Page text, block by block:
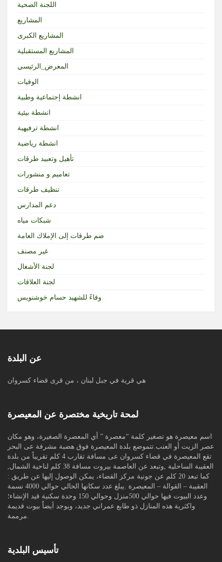
اللجنة الصحية
المشاريع
المشاريع الكبرى
المشاريع المستقبلية
المعرض_الرئيسي
الوفيات
انشطة إجتماعية وطبية
انشطة بيئية
انشطة ترفيهية
انشطة رياضية
تأهيل وتعبيد طرقات
تعاميم و منشورات
تنظيف طرقات
دعم المدارس
شبكات مياه
ضم طرقات إلى الإملاك العامة
غير مصنف
لجنة الأشغال
لجنة العلاقات
وفاءً للشهيد حسام خوشنويس
عن البلدة
هي قرية في جبل لبنان ، من قرى قضاء كسروان
لمحة تاريخية مختصرة عن المعيصرة
اسم معيصرة هو تصغير كلمة “معصرة ” أي المعصرة الصغيرة، وهو مكان
عصر الزيت أو العنب.تتموضع بلدة المعيصرة فوق هضبة مشرفة عى البحر
تقع المعيصرة في قضاء كسروان عى مسافة تقارب 4 كلم تقريباً من بلدة
العقيبة الساحلية ,وتبعد عن العاصمة بيروت مسافة 38 كلم لناحية الشمال,
كما تبعد 20 كلم عن جونية مركز القضاء، يمكن الوصول إليها عن طريق :
العقيبة – القوالة – المعيصرة .يبلغ عدد سكانها الحالي حوالي 4000 نسمة
وعدد البيوت فيها حوالي 500منزل وحوالي 150 وحدة سكنية قيد الإنشاء؛
واكثرية هذه المنازل ذو طابع عمراني جديد، ويوجد أيضاٌ بيوت قديمة
تأسيس البلدية